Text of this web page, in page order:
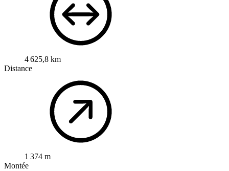
4 625,8 km
Distance
1 374 m
Montée